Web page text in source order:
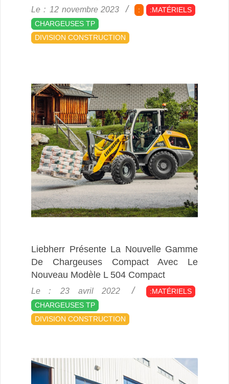
2023-
11-
12
Le : 12 novembre 2023 :
:MATÉRIELS
CHARGEUSES TP
DIVISION CONSTRUCTION
Liebherr Présente La Nouvelle Gamme
De Chargeuses Compact Avec Le
Nouveau Modèle L 504 Compact
2022-
04-
23
Le : 23 avril 2022
:MATÉRIELS
CHARGEUSES TP
DIVISION CONSTRUCTION